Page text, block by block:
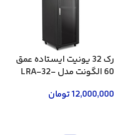
رک 32 یونیت ایستاده عمق
60 الگونت مدل LRA-32-
12,000,000تومان